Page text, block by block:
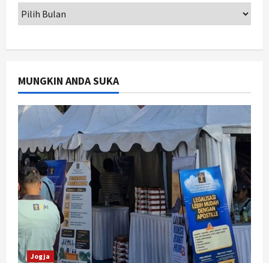
4
Jogja
Serapan Danais Bantul Capai 60
Persen, Pengadaan Gamelan Rp1,5
Miliar
Agustus 8, 2026
5
Jogja
Kapanewon Pajangan Rampungkan
Verifikasi Indeks Desa 2026, 3
Kalurahan Raih Status Mandiri
Agustus 8, 2026
MUNGKIN ANDA SUKA
Jogja